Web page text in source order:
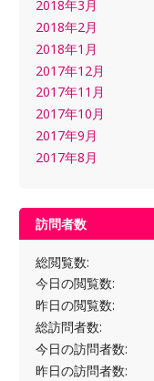
2018年3月
2018年2月
2018年1月
2017年12月
2017年11月
2017年10月
2017年9月
2017年8月
訪問者数
総閲覧数:
今日の閲覧数:
昨日の閲覧数:
総訪問者数:
今日の訪問者数:
昨日の訪問者数: